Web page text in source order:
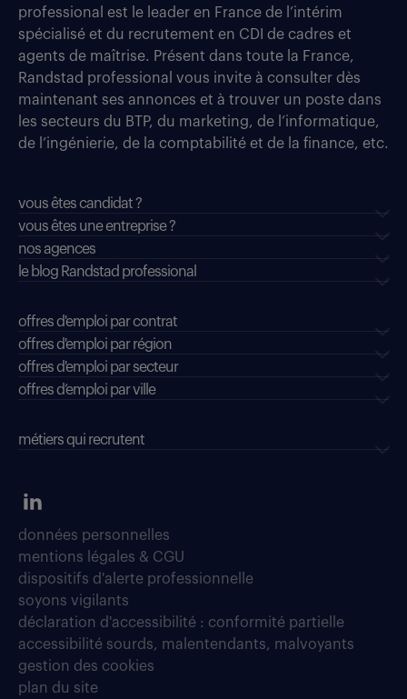
professional est le leader en France de l’intérim
spécialisé et du recrutement en CDI de cadres et
agents de maîtrise. Présent dans toute la France,
Randstad professional vous invite à consulter dès
maintenant ses annonces et à trouver un poste dans
les secteurs du BTP, du marketing, de l’informatique,
de l’ingénierie, de la comptabilité et de la finance, etc.
vous êtes candidat ?
vous êtes une entreprise ?
nos agences
le blog Randstad professional
offres d'emploi par contrat
offres d'emploi par région
offres d'emploi par secteur
offres d’emploi par ville
métiers qui recrutent
données personnelles
mentions légales & CGU
dispositifs d'alerte professionnelle
soyons vigilants
déclaration d'accessibilité : conformité partielle
accessibilité sourds, malentendants, malvoyants
gestion des cookies
plan du site